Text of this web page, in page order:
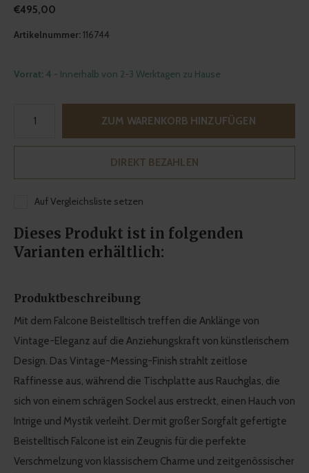
€495,00
Artikelnummer:116744
Vorrat: 4 - Innerhalb von 2-3 Werktagen zu Hause
ZUM WARENKORB HINZUFÜGEN
DIREKT BEZAHLEN
Auf Vergleichsliste setzen
Dieses Produkt ist in folgenden
Varianten erhältlich:
Produktbeschreibung
Mit dem Falcone Beistelltisch treffen die Anklänge von
Vintage-Eleganz auf die Anziehungskraft von künstlerischem
Design. Das Vintage-Messing-Finish strahlt zeitlose
Raffinesse aus, während die Tischplatte aus Rauchglas, die
sich von einem schrägen Sockel aus erstreckt, einen Hauch von
Intrige und Mystik verleiht. Der mit großer Sorgfalt gefertigte
Beistelltisch Falcone ist ein Zeugnis für die perfekte
Verschmelzung von klassischem Charme und zeitgenössischer